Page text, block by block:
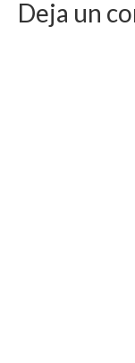
Deja un